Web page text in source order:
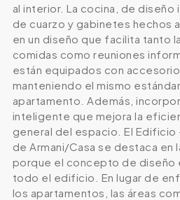
al interior. La cocina, de diseño
de cuarzo y gabinetes hechos
en un diseño que facilita tanto
comidas como reuniones
están equipados con
manteniendo el mismo
apartamento. Además,
inteligente que mejora la
general del espacio. El Edificio
de Armani/Casa se destaca en
porque el concepto de diseño
todo el edificio. En lugar de
los apartamentos, las áreas